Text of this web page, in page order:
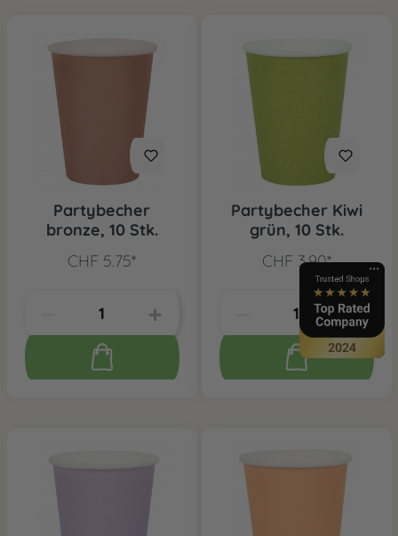
Partybecher
bronze, 10 Stk.
CHF 5.75*
Partybecher Kiwi
grün, 10 Stk.
CHF 3.90*